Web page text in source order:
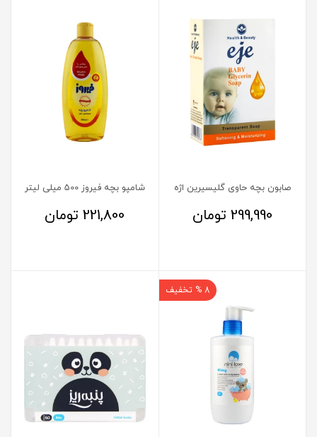
صابون بچه حاوی گلیسیرین اژه
299,990 تومان
شامپو بچه فیروز 500 میلی لیتر
221,800تومان
8 % تخفیف